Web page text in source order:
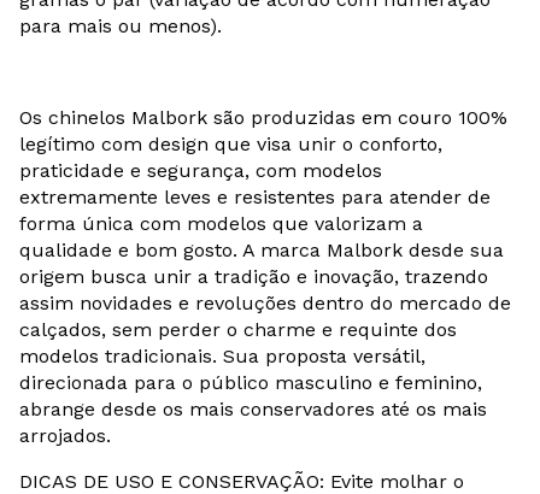
para mais ou menos).
Os chinelos Malbork são produzidas em couro 100%
legítimo com design que visa unir o conforto,
praticidade e segurança, com modelos
extremamente leves e resistentes para atender de
forma única com modelos que valorizam a
qualidade e bom gosto. A marca Malbork desde sua
origem busca unir a tradição e inovação, trazendo
assim novidades e revoluções dentro do mercado de
calçados, sem perder o charme e requinte dos
modelos tradicionais. Sua proposta versátil,
direcionada para o público masculino e feminino,
abrange desde os mais conservadores até os mais
arrojados.
DICAS DE USO E CONSERVAÇÃO: Evite molhar o